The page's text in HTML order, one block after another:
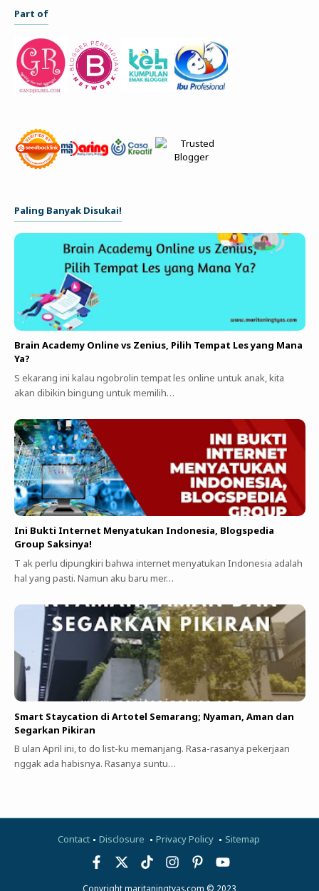
Part of
Paling Banyak Disukai!
Brain Academy Online vs Zenius, Pilih Tempat Les yang Mana
Ya?
S ekarang ini kalau ngobrolin tempat les online untuk anak, kita
akan dibikin bingung untuk memilih…
Ini Bukti Internet Menyatukan Indonesia, Blogspedia
Group Saksinya!
T ak perlu dipungkiri bahwa internet menyatukan Indonesia adalah
hal yang pasti. Namun aku baru mer…
Smart Staycation di Artotel Semarang; Nyaman, Aman dan
Segarkan Pikiran
B ulan April ini, to do list-ku memanjang. Rasa-rasanya pekerjaan
nggak ada habisnya. Rasanya suntu…
Contact Disclosure Privacy Policy Sitemap
Copyright maritaningtyas.com © 2023